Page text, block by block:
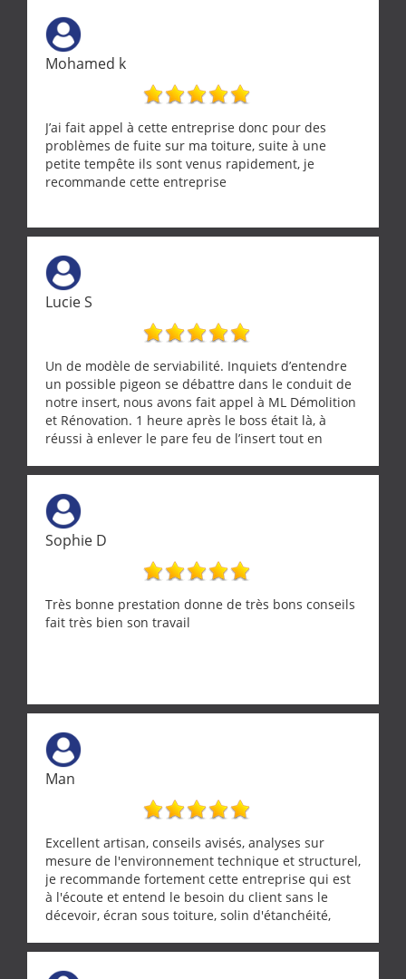
Mohamed k
J’ai fait appel à cette entreprise donc pour des
problèmes de fuite sur ma toiture, suite à une
petite tempête ils sont venus rapidement, je
recommande cette entreprise
Lucie S
Un de modèle de serviabilité. Inquiets d’entendre
un possible pigeon se débattre dans le conduit de
notre insert, nous avons fait appel à ML Démolition
et Rénovation. 1 heure après le boss était là, à
réussi à enlever le pare feu de l’insert tout en
tourterelle et s’est ensuite patiemment occupé de
l’oiseau jusqu’à ce qu’il reprenne ses esprits et
puisse s’envoler. Après quoi il a procédé au
ramonage de notre insert avec dextérité et une
grande propreté, nous gratifiant également de
nombreux conseils concernant d’autres sujets. Un
entrepreneur comme on souhaite en rencontrer.
Encore un grand merci à lui.
Sophie D
Très bonne prestation donne de très bons conseils
fait très bien son travail
Man
Excellent artisan, conseils avisés, analyses sur
mesure de l'environnement technique et structurel,
je recommande fortement cette entreprise qui est
à l'écoute et entend le besoin du client sans le
décevoir, écran sous toiture, solin d'étanchéité,
récupérateur d'eau, tout a été parfaitement mis en
œuvre sans besoin d'y revenir. confiance assurée.